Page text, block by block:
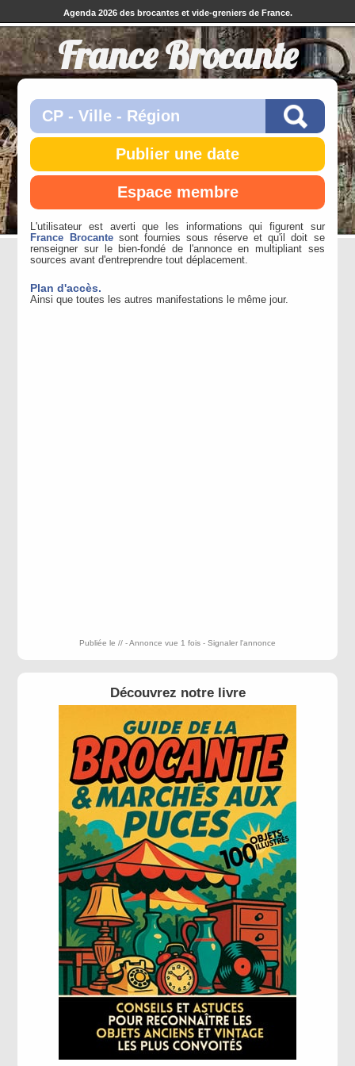
Agenda 2026 des brocantes et vide-greniers de France.
France Brocante
Publier une date
Espace membre
L'utilisateur est averti que les informations qui figurent sur
France Brocantesont fournies sous réserve et qu'il doit se
renseigner sur le bien-fondé de l'annonce en multipliant ses
sources avant d'entreprendre tout déplacement.
Plan d'accès.
Ainsi que toutes les autres manifestations le même jour.
Publiée le // - Annonce vue 1 fois - Signaler l'annonce
Découvrez notre livre